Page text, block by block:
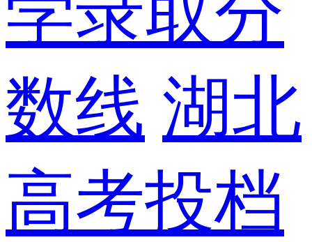
数线 湖北
高考投档